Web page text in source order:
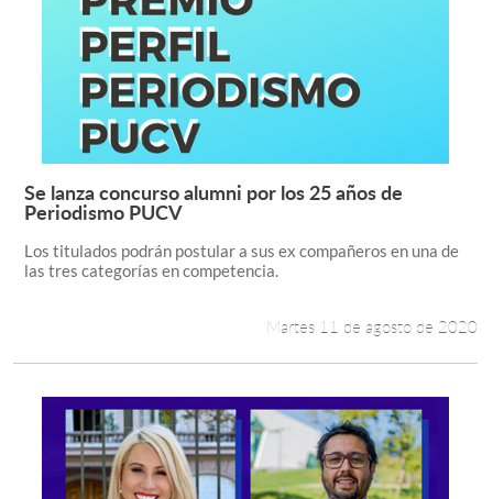
Leer más +
Se lanza concurso alumni por los 25 años de
Periodismo PUCV
Los titulados podrán postular a sus ex compañeros en una de
las tres categorías en competencia.
Martes 11 de agosto de 2020